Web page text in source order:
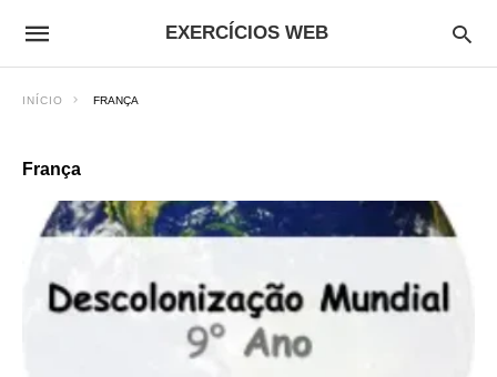
EXERCÍCIOS WEB
INÍCIO FRANÇA
França